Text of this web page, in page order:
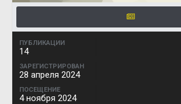
ПУБЛИКАЦИИ
14
ЗАРЕГИСТРИРОВАН
28 апреля 2024
ПОСЕЩЕНИЕ
4 ноября 2024